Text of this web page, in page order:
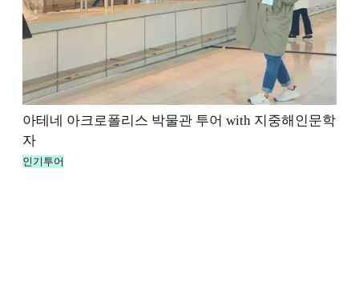
아테네 아크로폴리스 박물관 투어 with 지중해인문학
자
인기투어